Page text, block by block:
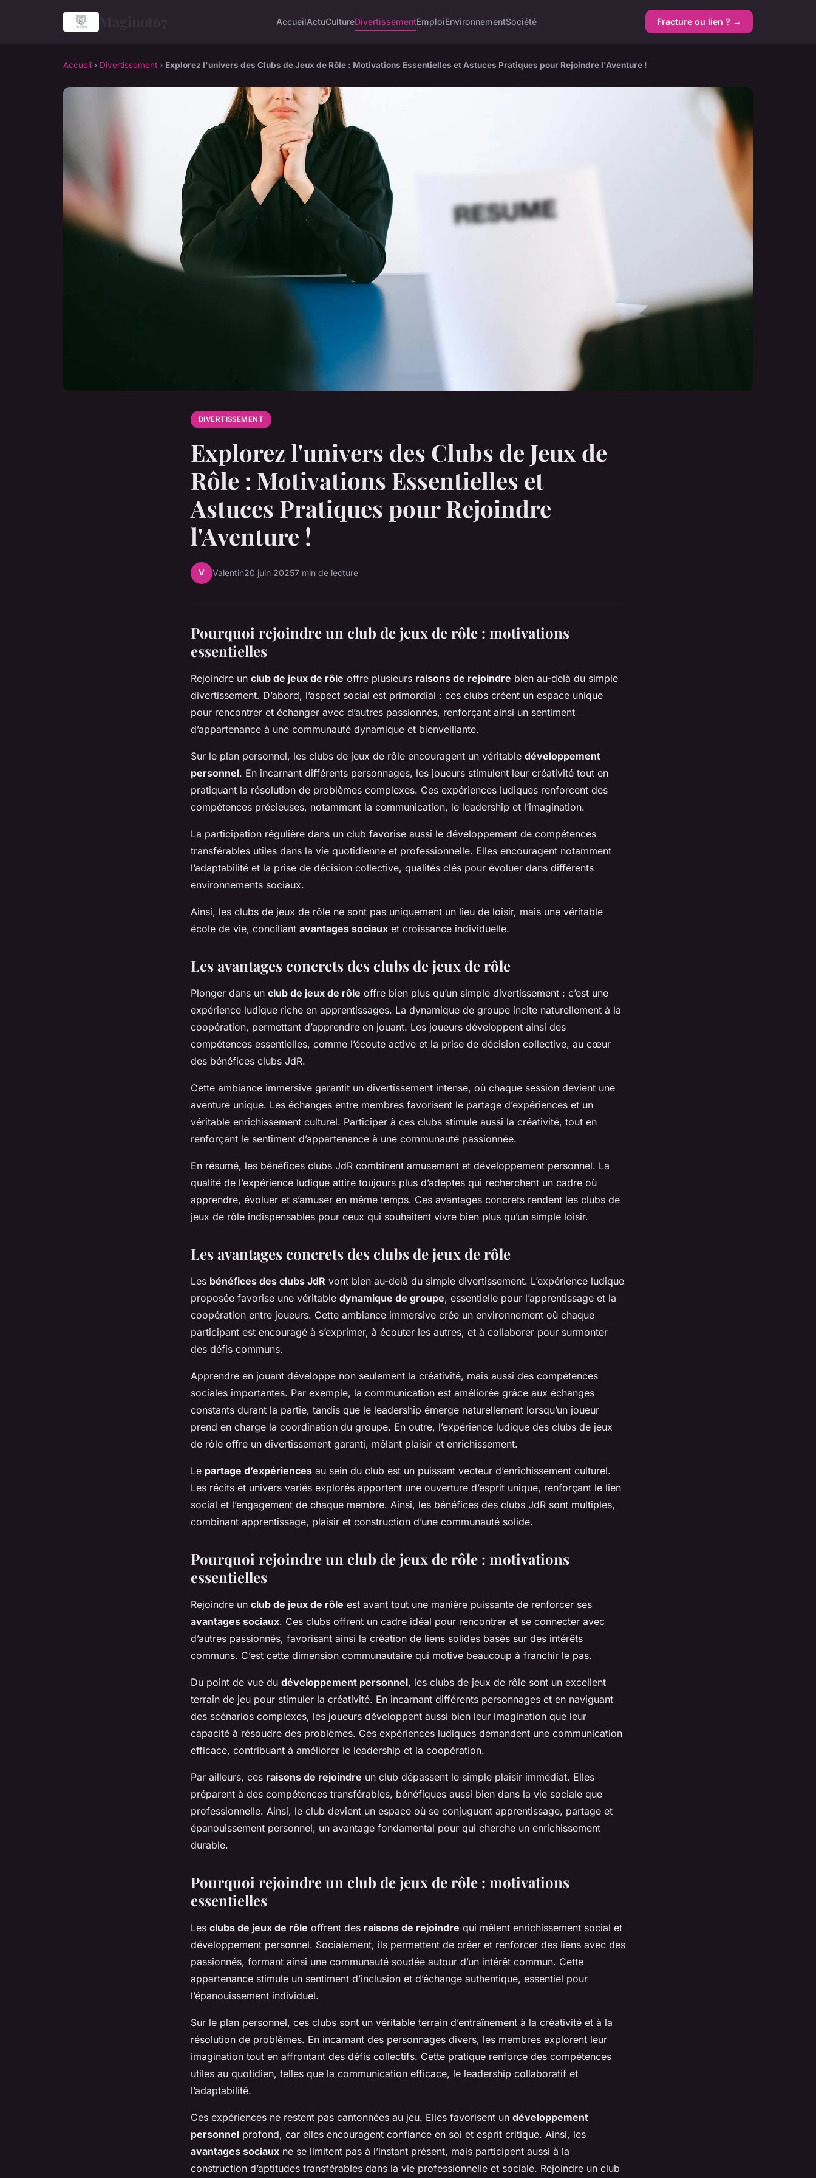
AccueilActuCultureDivertissementEmploiEnvironnementSociété Fracture ou lien ? →
Accueil › Divertissement › Explorez l'univers des Clubs de Jeux de Rôle : Motivations Essentielles et Astuces Pratiques pour Rejoindre l'Aventure !
DIVERTISSEMENT
Explorez l'univers des Clubs de Jeux de
Rôle : Motivations Essentielles et
Astuces Pratiques pour Rejoindre
l'Aventure !
V Valentin20 juin 20257 min de lecture
Pourquoi rejoindre un club de jeux de rôle : motivations
essentielles
Rejoindre un club de jeux de rôle offre plusieurs raisons de rejoindre bien au-delà du simple
divertissement. D’abord, l’aspect social est primordial : ces clubs créent un espace unique
pour rencontrer et échanger avec d’autres passionnés, renforçant ainsi un sentiment
d’appartenance à une communauté dynamique et bienveillante.
Sur le plan personnel, les clubs de jeux de rôle encouragent un véritable développement
personnel. En incarnant différents personnages, les joueurs stimulent leur créativité tout en
pratiquant la résolution de problèmes complexes. Ces expériences ludiques renforcent des
compétences précieuses, notamment la communication, le leadership et l’imagination.
La participation régulière dans un club favorise aussi le développement de compétences
transférables utiles dans la vie quotidienne et professionnelle. Elles encouragent notamment
l’adaptabilité et la prise de décision collective, qualités clés pour évoluer dans différents
environnements sociaux.
Ainsi, les clubs de jeux de rôle ne sont pas uniquement un lieu de loisir, mais une véritable
école de vie, conciliant avantages sociaux et croissance individuelle.
Les avantages concrets des clubs de jeux de rôle
Plonger dans un club de jeux de rôle offre bien plus qu’un simple divertissement : c’est une
expérience ludique riche en apprentissages. La dynamique de groupe incite naturellement à la
coopération, permettant d’apprendre en jouant. Les joueurs développent ainsi des
compétences essentielles, comme l’écoute active et la prise de décision collective, au cœur
des bénéfices clubs JdR.
Cette ambiance immersive garantit un divertissement intense, où chaque session devient une
aventure unique. Les échanges entre membres favorisent le partage d’expériences et un
véritable enrichissement culturel. Participer à ces clubs stimule aussi la créativité, tout en
renforçant le sentiment d’appartenance à une communauté passionnée.
En résumé, les bénéfices clubs JdR combinent amusement et développement personnel. La
qualité de l’expérience ludique attire toujours plus d’adeptes qui recherchent un cadre où
apprendre, évoluer et s’amuser en même temps. Ces avantages concrets rendent les clubs de
jeux de rôle indispensables pour ceux qui souhaitent vivre bien plus qu’un simple loisir.
Les avantages concrets des clubs de jeux de rôle
Les bénéfices des clubs JdR vont bien au-delà du simple divertissement. L’expérience ludique
proposée favorise une véritable dynamique de groupe, essentielle pour l’apprentissage et la
coopération entre joueurs. Cette ambiance immersive crée un environnement où chaque
participant est encouragé à s’exprimer, à écouter les autres, et à collaborer pour surmonter
des défis communs.
Apprendre en jouant développe non seulement la créativité, mais aussi des compétences
sociales importantes. Par exemple, la communication est améliorée grâce aux échanges
constants durant la partie, tandis que le leadership émerge naturellement lorsqu’un joueur
prend en charge la coordination du groupe. En outre, l’expérience ludique des clubs de jeux
de rôle offre un divertissement garanti, mêlant plaisir et enrichissement.
Le partage d’expériences au sein du club est un puissant vecteur d’enrichissement culturel.
Les récits et univers variés explorés apportent une ouverture d’esprit unique, renforçant le lien
social et l’engagement de chaque membre. Ainsi, les bénéfices des clubs JdR sont multiples,
combinant apprentissage, plaisir et construction d’une communauté solide.
Pourquoi rejoindre un club de jeux de rôle : motivations
essentielles
Rejoindre un club de jeux de rôle est avant tout une manière puissante de renforcer ses
avantages sociaux. Ces clubs offrent un cadre idéal pour rencontrer et se connecter avec
d’autres passionnés, favorisant ainsi la création de liens solides basés sur des intérêts
communs. C’est cette dimension communautaire qui motive beaucoup à franchir le pas.
Du point de vue du développement personnel, les clubs de jeux de rôle sont un excellent
terrain de jeu pour stimuler la créativité. En incarnant différents personnages et en naviguant
des scénarios complexes, les joueurs développent aussi bien leur imagination que leur
capacité à résoudre des problèmes. Ces expériences ludiques demandent une communication
efficace, contribuant à améliorer le leadership et la coopération.
Par ailleurs, ces raisons de rejoindre un club dépassent le simple plaisir immédiat. Elles
préparent à des compétences transférables, bénéfiques aussi bien dans la vie sociale que
professionnelle. Ainsi, le club devient un espace où se conjuguent apprentissage, partage et
épanouissement personnel, un avantage fondamental pour qui cherche un enrichissement
durable.
Pourquoi rejoindre un club de jeux de rôle : motivations
essentielles
Les clubs de jeux de rôle offrent des raisons de rejoindre qui mêlent enrichissement social et
développement personnel. Socialement, ils permettent de créer et renforcer des liens avec des
passionnés, formant ainsi une communauté soudée autour d’un intérêt commun. Cette
appartenance stimule un sentiment d’inclusion et d’échange authentique, essentiel pour
l’épanouissement individuel.
Sur le plan personnel, ces clubs sont un véritable terrain d’entraînement à la créativité et à la
résolution de problèmes. En incarnant des personnages divers, les membres explorent leur
imagination tout en affrontant des défis collectifs. Cette pratique renforce des compétences
utiles au quotidien, telles que la communication efficace, le leadership collaboratif et
l’adaptabilité.
Ces expériences ne restent pas cantonnées au jeu. Elles favorisent un développement
personnel profond, car elles encouragent confiance en soi et esprit critique. Ainsi, les
avantages sociaux ne se limitent pas à l’instant présent, mais participent aussi à la
construction d’aptitudes transférables dans la vie professionnelle et sociale. Rejoindre un club